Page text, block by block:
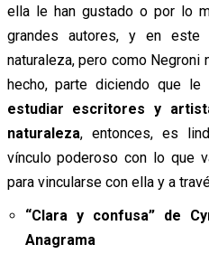
ella le han gustado o por lo
grandes autores, y en
naturaleza, pero como Negroni
hecho, parte diciendo que le
estudiar escritores y
naturaleza, entonces, es
vínculo poderoso con lo que
para vincularse con ella y a
“Clara y confusa” de
Anagrama